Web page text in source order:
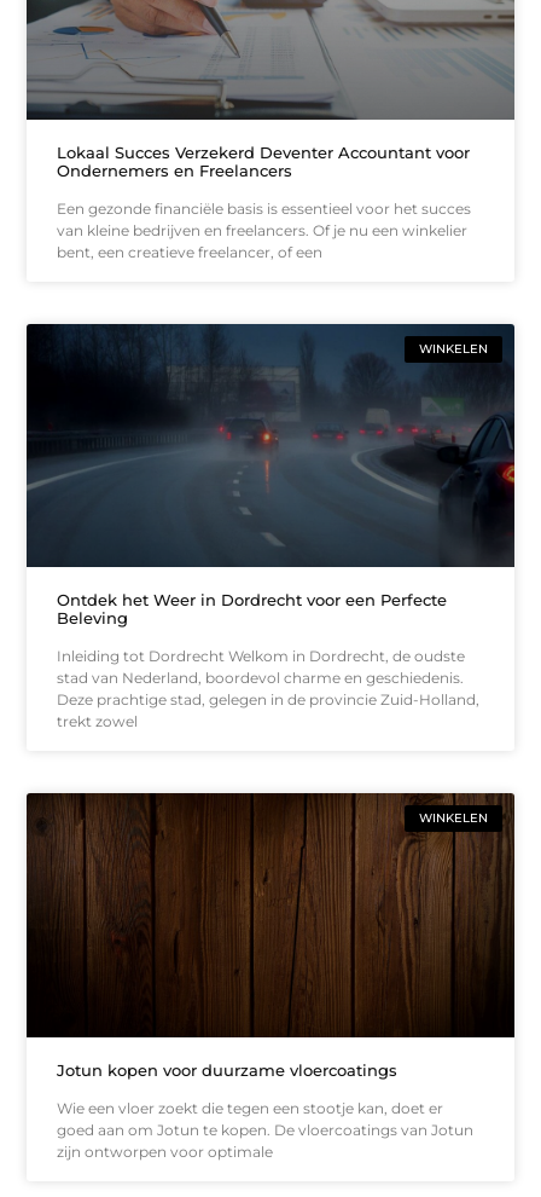
Lokaal Succes Verzekerd Deventer Accountant voor
Ondernemers en Freelancers
Een gezonde financiële basis is essentieel voor het succes
van kleine bedrijven en freelancers. Of je nu een winkelier
bent, een creatieve freelancer, of een
WINKELEN
Ontdek het Weer in Dordrecht voor een Perfecte
Beleving
Inleiding tot Dordrecht Welkom in Dordrecht, de oudste
stad van Nederland, boordevol charme en geschiedenis.
Deze prachtige stad, gelegen in de provincie Zuid-Holland,
trekt zowel
WINKELEN
Jotun kopen voor duurzame vloercoatings
Wie een vloer zoekt die tegen een stootje kan, doet er
goed aan om Jotun te kopen. De vloercoatings van Jotun
zijn ontworpen voor optimale